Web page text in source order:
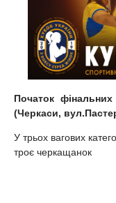
Початок
(Черкаси,
У трьох вагових
троє черкащанок